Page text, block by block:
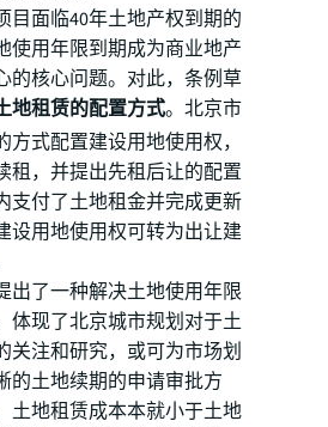
目面临40年土地产权到期的
使用年限到期成为商业地产
的核心问题。对此，条例草
地租赁的配置方式。北京市
方式配置建设用地使用权，
租，并提出先租后让的配置
支付了土地租金并完成更新
设用地使用权可转为出让建
出了一种解决土地使用年限
体现了北京城市规划对于土
关注和研究，或可为市场划
的土地续期的申请审批方
土地租赁成本本就小于土地